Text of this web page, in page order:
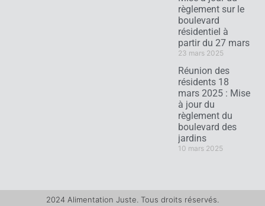
règlement sur le
boulevard
résidentiel à
partir du 27 mars
23 mars 2025
Réunion des
résidents 18
mars 2025 : Mise
à jour du
règlement du
boulevard des
jardins
10 mars 2025
2024 Alimentation Juste. Tous droits réservés.